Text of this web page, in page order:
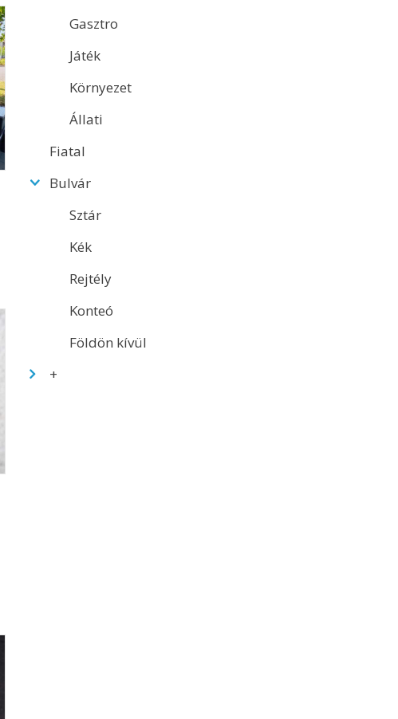
Gasztro
Játék
Környezet
Állati
Fiatal
Bulvár
Sztár
Kék
Rejtély
Konteó
Földön kívül
+